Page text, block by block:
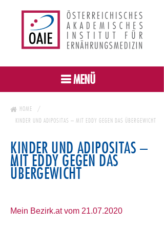
MENÜ
HOME
KINDER UND ADIPOSITAS – MIT EDDY GEGEN DAS ÜBERGEWICHT
KINDER UND ADIPOSITAS –
MIT EDDY GEGEN DAS
ÜBERGEWICHT
Mein Bezirk.at vom 21.07.2020